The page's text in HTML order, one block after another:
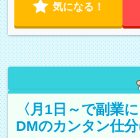
気になる！
〈月1日～で副業
DMのカンタン仕